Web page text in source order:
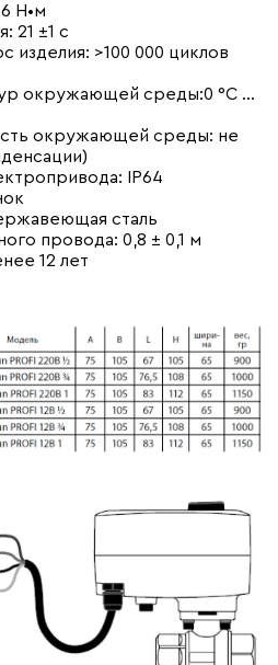
Н•м
21 ±1 с
изделия: >100 000 циклов
окружающей среды:0 °C ...
окружающей среды: не
IP64
сталь
провода: 0,8 ± 0,1 м
12 лет